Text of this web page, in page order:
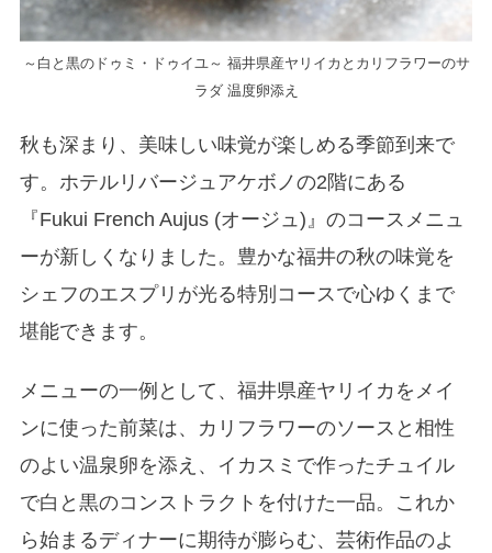
～白と黒のドゥミ・ドゥイユ～ 福井県産ヤリイカとカリフラワーのサ
ラダ 温度卵添え
秋も深まり、美味しい味覚が楽しめる季節到来で
す。ホテルリバージュアケボノの2階にある
『Fukui French Aujus (オージュ)』のコースメニュ
ーが新しくなりました。豊かな福井の秋の味覚を
シェフのエスプリが光る特別コースで心ゆくまで
堪能できます。
メニューの一例として、福井県産ヤリイカをメイ
ンに使った前菜は、カリフラワーのソースと相性
のよい温泉卵を添え、イカスミで作ったチュイル
で白と黒のコンストラクトを付けた一品。これか
ら始まるディナーに期待が膨らむ、芸術作品のよ